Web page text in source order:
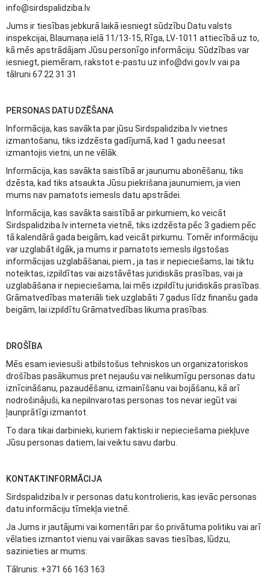
info@sirdspalidziba.lv.
Jums ir tiesības jebkurā laikā iesniegt sūdzību Datu valsts
inspekcijai, Blaumaņa ielā 11/13-15, Rīga, LV-1011 attiecībā uz to,
kā mēs apstrādājam Jūsu personīgo informāciju. Sūdzības var
iesniegt, piemēram, rakstot e-pastu uz info@dvi.gov.lv vai pa
tālruni 67 22 31 31
PERSONAS DATU DZĒŠANA
Informācija, kas savākta par jūsu Sirdspalidziba.lv vietnes
izmantošanu, tiks izdzēsta gadījumā, kad 1 gadu neesat
izmantojis vietni, un ne vēlāk.
Informācija, kas savākta saistībā ar jaunumu abonēšanu, tiks
dzēsta, kad tiks atsaukta Jūsu piekrišana jaunumiem, ja vien
mums nav pamatots iemesls datu apstrādei.
Informācija, kas savākta saistībā ar pirkumiem, ko veicāt
Sirdspalidziba.lv interneta vietnē, tiks izdzēsta pēc 3 gadiem pēc
tā kalendārā gada beigām, kad veicāt pirkumu. Tomēr informāciju
var uzglabāt ilgāk, ja mums ir pamatots iemesls ilgstošas
informācijas uzglabāšanai, piem., ja tas ir nepieciešams, lai tiktu
noteiktas, izpildītas vai aizstāvētas juridiskās prasības, vai ja
uzglabāšana ir nepieciešama, lai mēs izpildītu juridiskās prasības.
Grāmatvedības materiāli tiek uzglabāti 7 gadus līdz finanšu gada
beigām, lai izpildītu Grāmatvedības likuma prasības.
DROŠĪBA
Mēs esam ieviesuši atbilstošus tehniskos un organizatoriskos
drošības pasākumus pret nejaušu vai nelikumīgu personas datu
iznīcināšanu, pazaudēšanu, izmainīšanu vai bojāšanu, kā arī
nodrošinājuši, ka nepilnvarotas personas tos nevar iegūt vai
ļaunprātīgi izmantot.
To dara tikai darbinieki, kuriem faktiski ir nepieciešama piekļuve
Jūsu personas datiem, lai veiktu savu darbu.
KONTAKTINFORMĀCIJA
Sirdspalidziba.lv ir personas datu kontrolieris, kas ievāc personas
datu informāciju tīmekļa vietnē.
Ja Jums ir jautājumi vai komentāri par šo privātuma politiku vai arī
vēlaties izmantot vienu vai vairākas savas tiesības, lūdzu,
sazinieties ar mums:
Tālrunis: +371 66 163 163